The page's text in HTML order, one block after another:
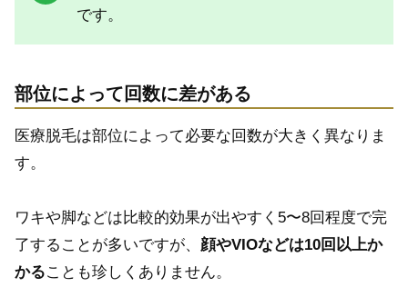
です。
部位によって回数に差がある
医療脱毛は部位によって必要な回数が大きく異なりま
す。
ワキや脚などは比較的効果が出やすく5〜8回程度で完
了することが多いですが、 顔やVIOなどは10回以上か
かることも珍しくありません。